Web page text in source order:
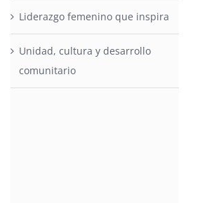
Liderazgo femenino que inspira
Unidad, cultura y desarrollo
comunitario